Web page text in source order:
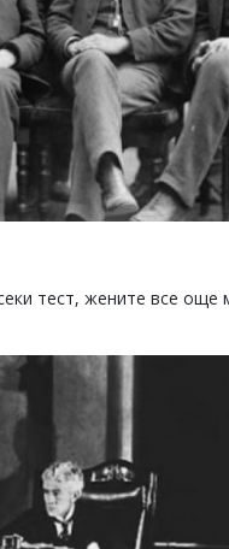
тест, жените все